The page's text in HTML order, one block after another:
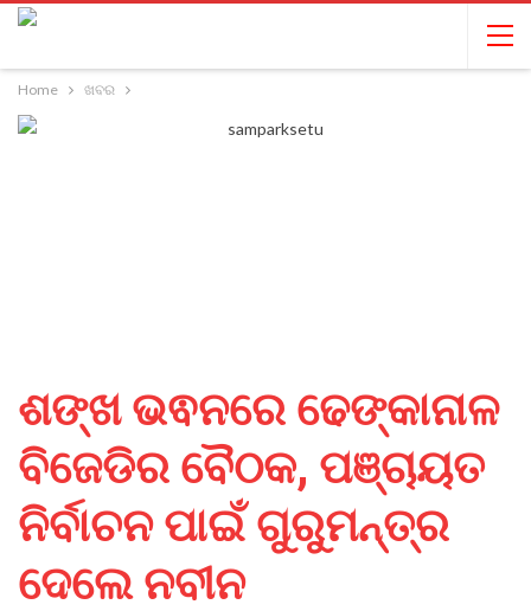
Home ଖବର
ଶଙ୍ଖ ଭଵନରେ ଢେଙ୍କାନାଳ
ବିଜେଡିର ବୈଠକ, ପଞ୍ଚାୟତ
ନିର୍ବାଚନ ପାଇଁ ଗୁରୁମନ୍ତ୍ର
ଦେଲେ ନବୀନ